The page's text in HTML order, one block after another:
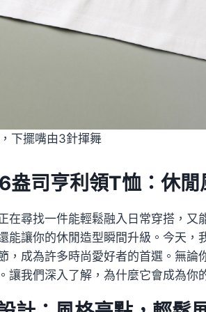
下擺嘴由3針揮舞
盎司亨利領T恤：休
在尋找一件能輕鬆融入日常穿搭，
能讓你的休閒造型瞬間升級。今天
，成為許多時尚愛好者的首選。無
讓我們深入了解，為什麼它會成為你